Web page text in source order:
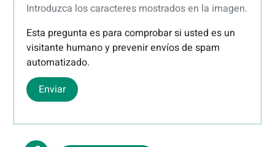
Introduzca los caracteres mostrados en la imagen.
Esta pregunta es para comprobar si usted es un
visitante humano y prevenir envíos de spam
automatizado.
Enviar